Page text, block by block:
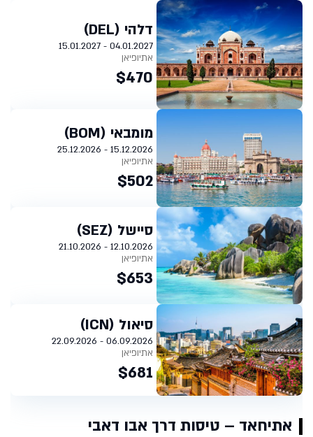
דלהי (DEL)
04.01.2027 - 15.01.2027
אתיופיאן
$470
מומבאי (BOM)
15.12.2026 - 25.12.2026
אתיופיאן
$502
סיישל (SEZ)
12.10.2026 - 21.10.2026
אתיופיאן
$653
סיאול (ICN)
06.09.2026 - 22.09.2026
אתיופיאן
$681
אתיחאד – טיסות דרך אבו דאבי